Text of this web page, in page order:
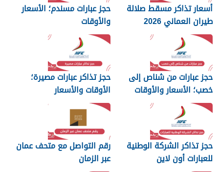
أسعار تذاكر مسقط صلالة
طيران العماني 2026
حجز عبارات مسندم؛ الأسعار
والأوقات
حجز عبارات من شناص إلى
خصب؛ الأسعار والأوقات
حجز تذاكر عبارات مصيرة؛
الأوقات والأسعار
حجز تذاكر الشركة الوطنية
للعبارات أون لاين
رقم التواصل مع متحف عمان
عبر الزمان